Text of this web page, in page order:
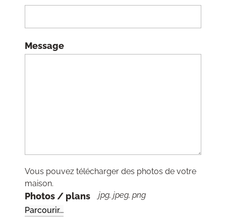
Message
Vous pouvez télécharger des photos de votre
maison.
Photos / plans jpg, jpeg, png